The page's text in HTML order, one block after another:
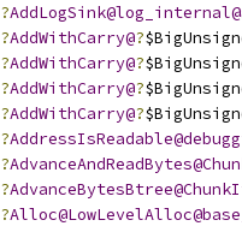
?
?AddWithCarry@?
?AddWithCarry@?
?AddWithCarry@?
?AddWithCarry@?
?
?
?
?